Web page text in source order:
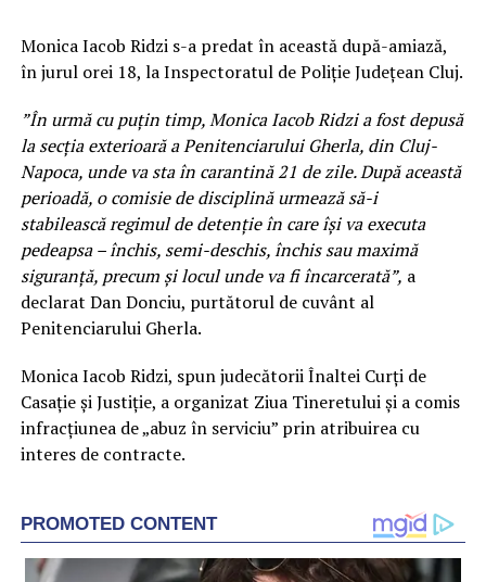
Monica Iacob Ridzi s-a predat în această după-amiază,
în jurul orei 18, la Inspectoratul de Poliţie Judeţean Cluj.
”În urmă cu puţin timp, Monica Iacob Ridzi a fost depusă
la secţia exterioară a Penitenciarului Gherla, din Cluj-
Napoca, unde va sta în carantină 21 de zile. După această
perioadă, o comisie de disciplină urmează să-i
stabilească regimul de detenţie în care îşi va executa
pedeapsa – închis, semi-deschis, închis sau maximă
siguranţă, precum şi locul unde va fi încarcerată”, a
declarat Dan Donciu, purtătorul de cuvânt al
Penitenciarului Gherla.
Monica Iacob Ridzi, spun judecătorii Înaltei Curți de
Casație și Justiție, a organizat Ziua Tineretului și a comis
infracțiunea de „abuz în serviciu” prin atribuirea cu
interes de contracte.